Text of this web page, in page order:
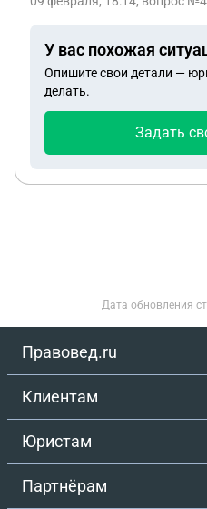
в случае гибели. в браке
ребенок ничего не
У вас похожая
Опишите свои детали —
делать.
Задать
Дата обновления
Правовед.ru
Клиентам
Юристам
Партнёрам